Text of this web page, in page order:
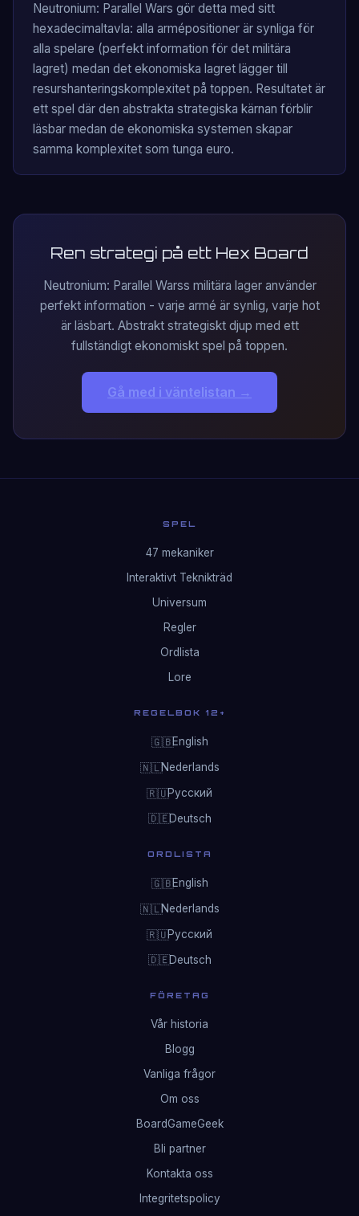
Neutronium: Parallel Wars gör detta med sitt
hexadecimaltavla: alla armépositioner är synliga för
alla spelare (perfekt information för det militära
lagret) medan det ekonomiska lagret lägger till
resurshanteringskomplexitet på toppen. Resultatet är
ett spel där den abstrakta strategiska kärnan förblir
läsbar medan de ekonomiska systemen skapar
samma komplexitet som tunga euro.
Ren strategi på ett Hex Board
Neutronium: Parallel Warss militära lager använder
perfekt information - varje armé är synlig, varje hot
är läsbart. Abstrakt strategiskt djup med ett
fullständigt ekonomiskt spel på toppen.
Gå med i väntelistan →
SPEL
47 mekaniker
Interaktivt Teknikträd
Universum
Regler
Ordlista
Lore
REGELBOK 12+
🇬🇧English
🇳🇱Nederlands
🇷🇺Русский
🇩🇪Deutsch
ORDLISTA
🇬🇧English
🇳🇱Nederlands
🇷🇺Русский
🇩🇪Deutsch
FÖRETAG
Vår historia
Blogg
Vanliga frågor
Om oss
BoardGameGeek
Bli partner
Kontakta oss
Integritetspolicy